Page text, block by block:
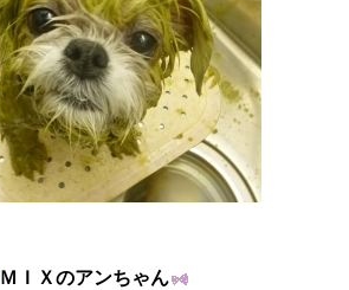
ＭＩＸのアンちゃん